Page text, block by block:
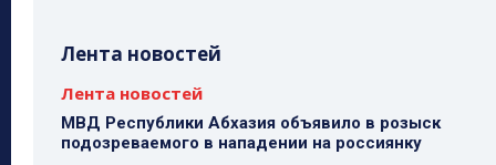
Лента новостей
Лента новостей
МВД Республики Абхазия объявило в розыск
подозреваемого в нападении на россиянку